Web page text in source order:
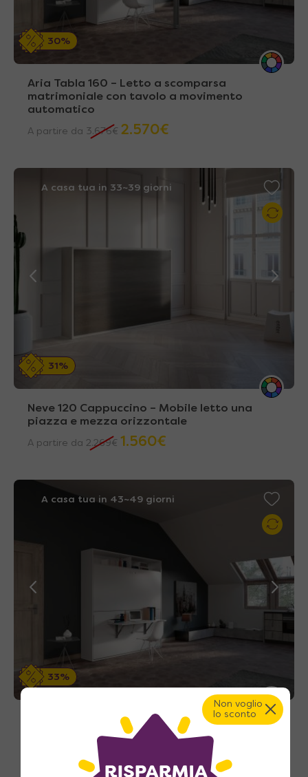
30%
Aria Tabla 160 – Letto a scomparsa
matrimoniale con tavolo a movimento
automatico
A partire da 3.676€ 2.570€
A casa tua in 33~39 giorni
31%
Neve 120 Cappuccino – Mobile letto una
piazza e mezza orizzontale
A partire da 2.269€ 1.560€
A casa tua in 43~49 giorni
33%
Nuvola Desk 85 – Letto a scomparsa a
castello orizzontale con scrivania
4.728
Non voglio
lo sconto